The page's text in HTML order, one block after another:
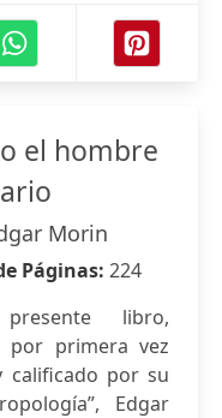
el hombre
Morin
Páginas: 224
libro,
por primera vez
calificado por su
Edgar